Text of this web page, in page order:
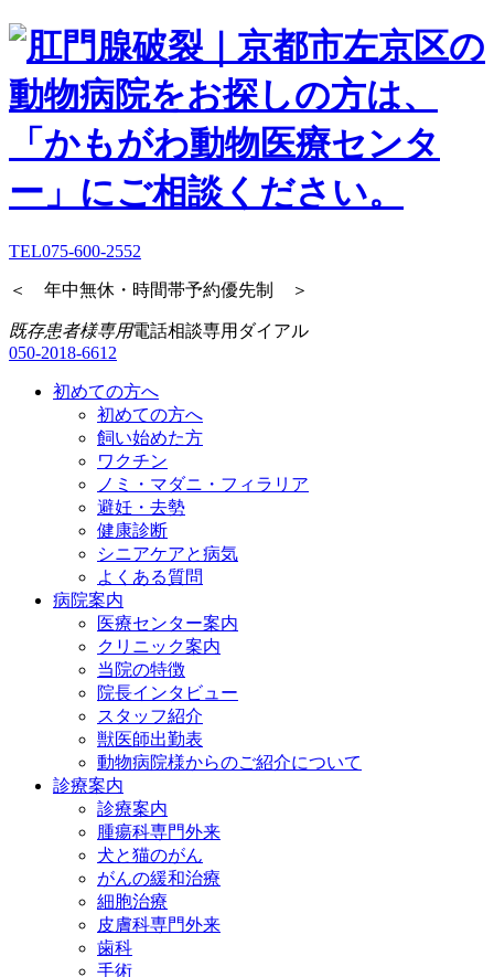
TEL075-600-2552
＜ 年中無休・時間帯予約優先制 ＞
既存患者様専用電話相談専用ダイアル
050-2018-6612
初めての方へ
初めての方へ
飼い始めた方
ワクチン
ノミ・マダニ・フィラリア
避妊・去勢
健康診断
シニアケアと病気
よくある質問
病院案内
医療センター案内
クリニック案内
当院の特徴
院長インタビュー
スタッフ紹介
獣医師出勤表
動物病院様からのご紹介について
診療案内
診療案内
腫瘍科専門外来
犬と猫のがん
がんの緩和治療
細胞治療
皮膚科専門外来
歯科
手術